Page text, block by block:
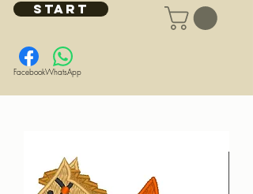
START
FacebookWhatsApp